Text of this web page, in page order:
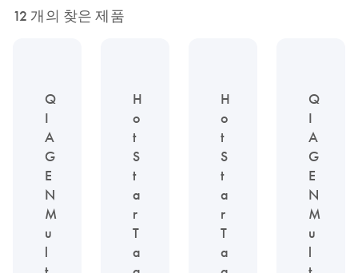
12 개의 찾은 제품
Q
I
A
G
E
N
M
u
l
H
o
t
S
t
a
r
T
a
H
o
t
S
t
a
r
T
a
Q
I
A
G
E
N
M
u
l